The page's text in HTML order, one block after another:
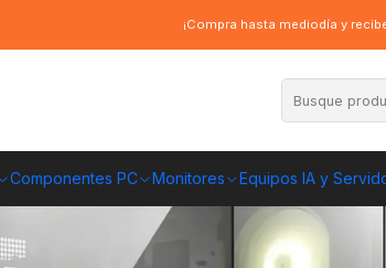
Componentes PC Monitores Equipos IA y
¡Compra hasta mediodía y
Gabinete Gamer MSI MAG PANO 130R PZ